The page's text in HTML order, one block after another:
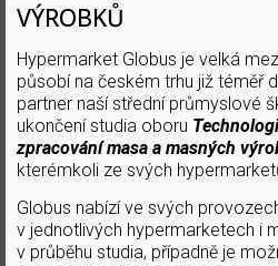
VÝROBKŮ
Hypermarket Globus je velká
působí na českém trhu již téměř
partner naší střední průmyslové
ukončení studia oboru
zpracování masa a masných
kterémkoli ze svých
Globus nabízí ve svých
v jednotlivých hypermarketech i
v průběhu studia, případně je